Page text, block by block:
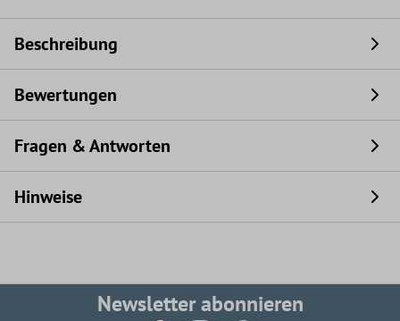
Beschreibung
Bewertungen
Fragen & Antworten
Hinweise
Newsletter abonnieren